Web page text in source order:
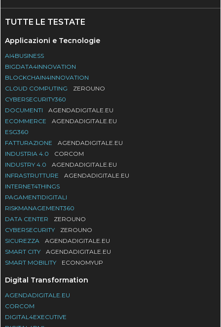
TUTTE LE TESTATE
Applicazioni e Tecnologie
AI4BUSINESS
BIGDATA4INNOVATION
BLOCKCHAIN4INNOVATION
CLOUD COMPUTING
ZEROUNO
CYBERSECURITY360
DOCUMENTI
AGENDADIGITALE.EU
ECOMMERCE
AGENDADIGITALE.EU
ESG360
FATTURAZIONE
AGENDADIGITALE.EU
INDUSTRIA 4.0
CORCOM
INDUSTRY 4.0
AGENDADIGITALE.EU
INFRASTRUTTURE
AGENDADIGITALE.EU
INTERNET4THINGS
PAGAMENTIDIGITALI
RISKMANAGEMENT360
DATA CENTER
ZEROUNO
CYBERSECURITY
ZEROUNO
SICUREZZA
AGENDADIGITALE.EU
SMART CITY
AGENDADIGITALE.EU
SMART MOBILITY
ECONOMYUP
Digital Transformation
AGENDADIGITALE.EU
CORCOM
DIGITAL4EXECUTIVE